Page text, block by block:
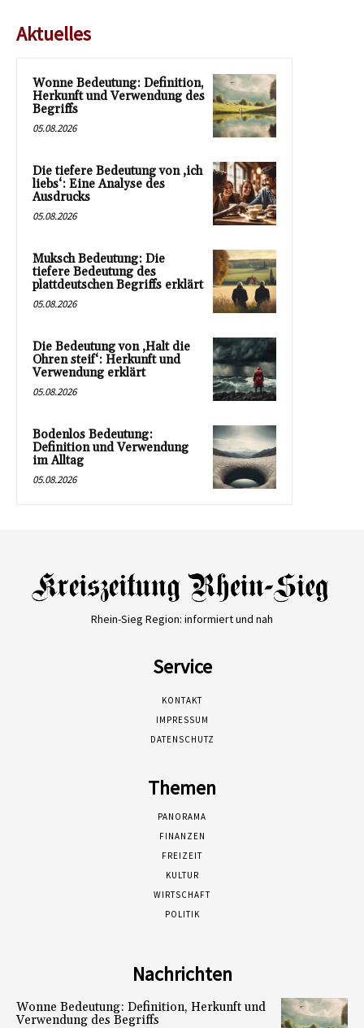
Aktuelles
Wonne Bedeutung: Definition,
Herkunft und Verwendung des
Begriffs
05.08.2026
Die tiefere Bedeutung von ‚ich
liebs‘: Eine Analyse des
Ausdrucks
05.08.2026
Muksch Bedeutung: Die
tiefere Bedeutung des
plattdeutschen Begriffs erklärt
05.08.2026
Die Bedeutung von ‚Halt die
Ohren steif‘: Herkunft und
Verwendung erklärt
05.08.2026
Bodenlos Bedeutung:
Definition und Verwendung
im Alltag
05.08.2026
Rhein-Sieg Region: informiert und nah
Service
KONTAKT
IMPRESSUM
DATENSCHUTZ
Themen
PANORAMA
FINANZEN
FREIZEIT
KULTUR
WIRTSCHAFT
POLITIK
Nachrichten
Wonne Bedeutung: Definition, Herkunft und
Verwendung des Begriffs